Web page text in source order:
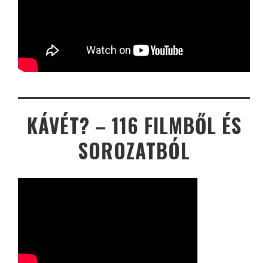
KÁVÉT? – 116 FILMBŐL ÉS
SOROZATBÓL